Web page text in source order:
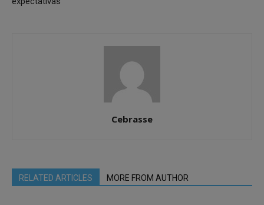
Cebrasse
RELATED ARTICLES MORE FROM AUTHOR